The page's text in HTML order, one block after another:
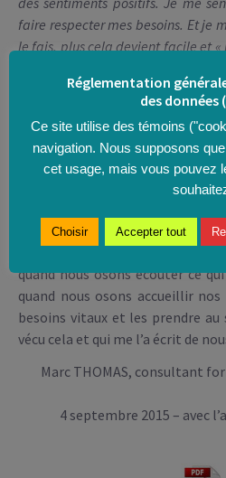
faire respecter mes besoins. Et je
le fais, plus cela devient facile et
En me comportant ainsi, je fais
moi. Je me rends
m’apprécient vraiment et sur
celles qui finalement n’étaient
Du coup, je renforce aussi
j’apprécie… »
quand nous osons écouter ce
quand nous osons accueillir
besoins vitaux et les prendre au
vécu cela et qui me l’a écrit de
Marc THOMAS, consultant
4 septembre 2015 – avec
Réglementation
des données
Ce site utilise des témoins
navigation. Nous supposons
cet usage, mais vous pouvez
Choisir Accepter tout